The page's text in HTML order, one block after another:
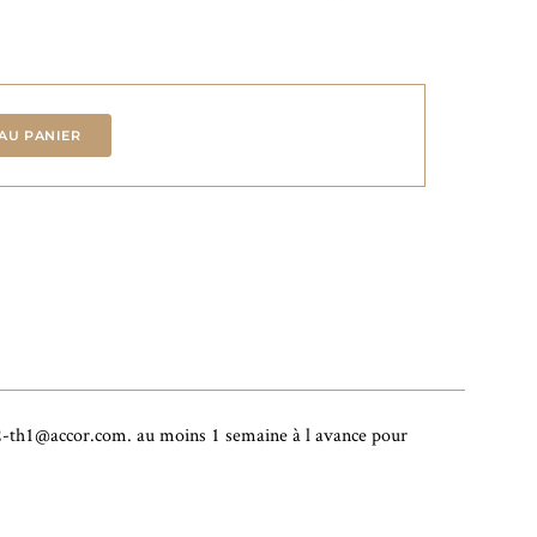
PANIER
au moins 1 semaine à l avance pour